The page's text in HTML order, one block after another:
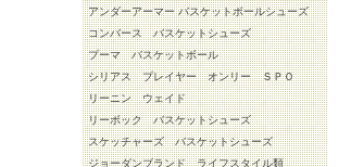
アンダーアーマー バスケットボールシューズ
コンバース バスケットシューズ
プーマ バスケットボール
シリアス プレイヤー オンリー ＳＰＯ
リーニン ウェイド
リーボック バスケットシューズ
スケッチャーズ バスケットシューズ
ジョーダンブランド ライフスタイル類